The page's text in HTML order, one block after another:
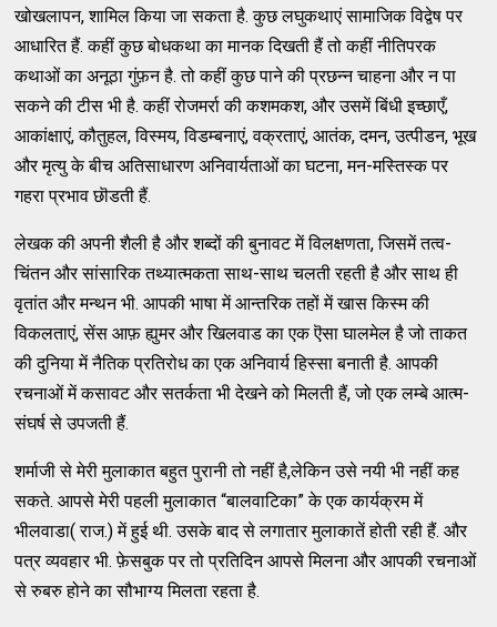
खोखलापन, शामिल किया जा सकता है. कुछ लघुकथाएं सामाजिक विद्वेष पर
आधारित हैं. कहीं कुछ बोधकथा का मानक दिखती हैं तो कहीं नीतिपरक
कथाओं का अनूठा गुंफ़न है. तो कहीं कुछ पाने की प्रछन्न चाहना और न पा
सकने की टीस भी है. कहीं रोजमर्रा की कशमकश, और उसमें बिंधी इच्छाएँ,
आकांक्षाएं, कौतुहल, विस्मय, विडम्बनाएं, वक्रताएं, आतंक, दमन, उत्पीडन, भूख
और मृत्यु के बीच अतिसाधारण अनिवार्यताओं का घटना, मन-मस्तिस्क पर
गहरा प्रभाव छॊडती हैं.
लेखक की अपनी शैली है और शब्दों की बुनावट में विलक्षणता, जिसमें तत्व-
चिंतन और सांसारिक तथ्यात्मकता साथ-साथ चलती रहती है और साथ ही
वृतांत और मन्थन भी. आपकी भाषा में आन्तरिक तहों में खास किस्म की
विकलताएं, सेंस आफ़ ह्युमर और खिलवाड का एक ऎसा घालमेल है जो ताकत
की दुनिया में नैतिक प्रतिरोध का एक अनिवार्य हिस्सा बनाती है. आपकी
रचनाओं में कसावट और सतर्कता भी देखने को मिलती हैं, जो एक लम्बे आत्म-
संघर्ष से उपजती हैं.
शर्माजी से मेरी मुलाकात बहुत पुरानी तो नहीं है,लेकिन उसे नयी भी नहीं कह
सकते. आपसे मेरी पहली मुलाकात “बालवाटिका” के एक कार्यक्रम में
भीलवाडा( राज.) में हुई थी. उसके बाद से लगातार मुलाकातें होती रही हैं. और
पत्र व्यवहार भी. फ़ेसबुक पर तो प्रतिदिन आपसे मिलना और आपकी रचनाओं
से रुबरु होने का सौभाग्य मिलता रहता है.